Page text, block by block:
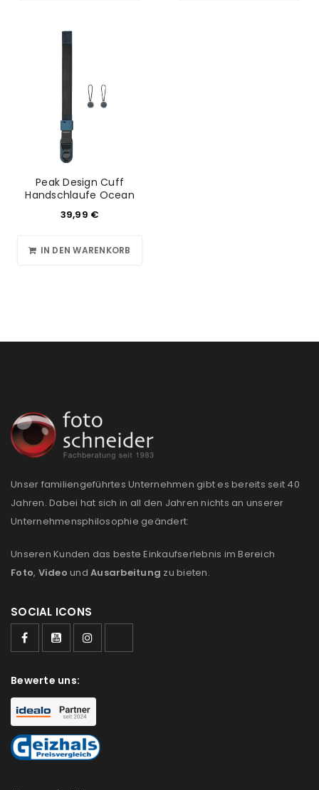
Benutzername oder E-Mail-Adresse*
Passwort
Anmeldeformular geschützt durch
ANMELDEN
Peak Design Cuff
Handschlaufe Ocean
39,99 €
IN DEN WARENKORB
Unser familiengeführtes Unternehmen gibt es bereits seit 40
Jahren. Dabei hat sich in all den Jahren nichts an unserer
Unternehmensphilosophie geändert:
Unseren Kunden das beste Einkaufserlebnis im Bereich
Foto, Video und Ausarbeitung zu bieten.
SOCIAL ICONS
Bewerte uns: